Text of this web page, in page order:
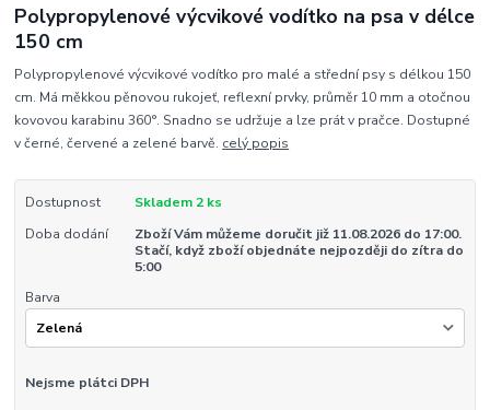
Polypropylenové výcvikové vodítko na psa v délce
150 cm
Polypropylenové výcvikové vodítko pro malé a střední psy s délkou 150
cm. Má měkkou pěnovou rukojeť, reflexní prvky, průměr 10 mm a otočnou
kovovou karabinu 360°. Snadno se udržuje a lze prát v pračce. Dostupné
v černé, červené a zelené barvě. celý popis
Dostupnost
Skladem 2 ks
Doba dodání
Zboží Vám můžeme doručit již 11.08.2026 do 17:00.
Stačí, když zboží objednáte nejpozději do zítra do
5:00
Barva
Nejsme plátci DPH